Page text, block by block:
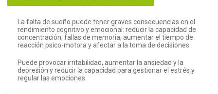
La falta de sueño puede tener graves consecuencias en el
rendimiento cognitivo y emocional: reducir la capacidad de
concentración, fallas de memoria, aumentar el tiempo de
reacción psico-motora y afectar a la toma de decisiones.
Puede provocar irritabilidad, aumentar la ansiedad y la
depresión y reducir la capacidad para gestionar el estrés y
regular las emociones.